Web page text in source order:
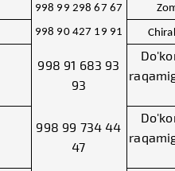
998 99 298 67 67
998 90 427 19 91
998 91 683 93
93
998 99 734 44
47